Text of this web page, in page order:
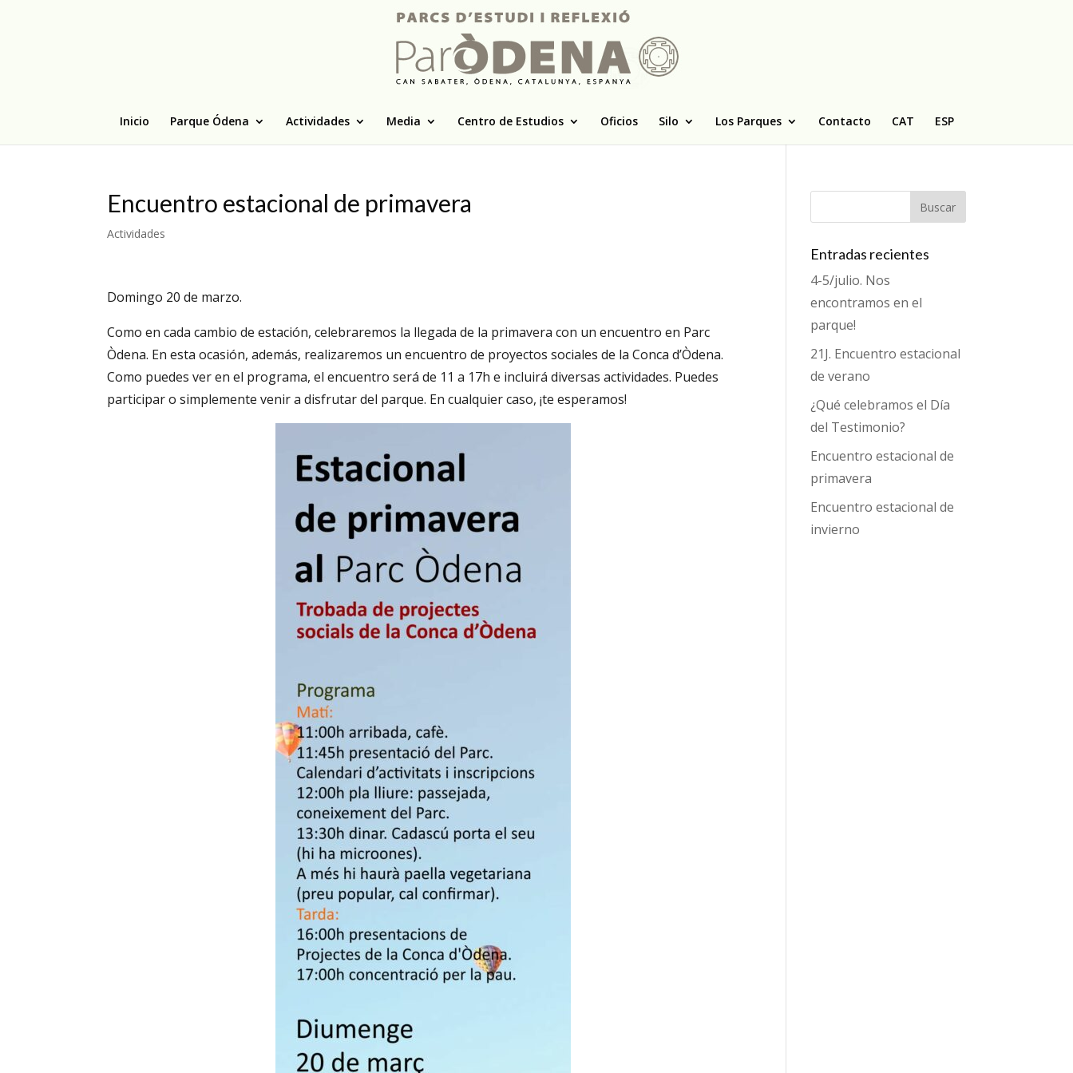
Inicio Parque Ódena Actividades Media Centro de Estudios Oficios Silo Los Parques Contacto CAT ESP
Encuentro estacional de primavera
Actividades
Domingo 20 de marzo.
Como en cada cambio de estación, celebraremos la llegada de la primavera con un encuentro en Parc
Òdena. En esta ocasión, además, realizaremos un encuentro de proyectos sociales de la Conca d’Òdena.
Como puedes ver en el programa, el encuentro será de 11 a 17h e incluirá diversas actividades. Puedes
participar o simplemente venir a disfrutar del parque. En cualquier caso, ¡te esperamos!
Entradas recientes
4-5/julio. Nos
encontramos en el
parque!
21J. Encuentro estacional
de verano
¿Qué celebramos el Día
del Testimonio?
Encuentro estacional de
primavera
Encuentro estacional de
invierno